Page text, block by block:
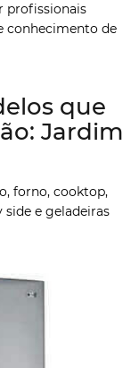
profissionais
conhecimento de
que
Jardim
forno, cooktop,
e geladeiras